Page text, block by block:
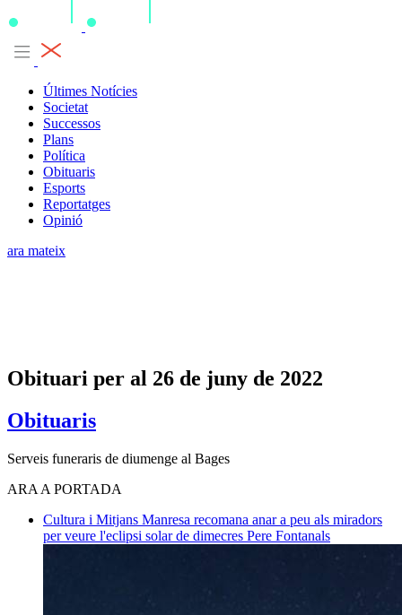
Últimes Notícies
Societat
Successos
Plans
Política
Obituaris
Esports
Reportatges
Opinió
ara mateix
Obituari per al 26 de juny de 2022
Obituaris
Serveis funeraris de diumenge al Bages
ARA A PORTADA
Cultura i Mitjans Manresa recomana anar a peu als miradors
per veure l'eclipsi solar de dimecres Pere Fontanals